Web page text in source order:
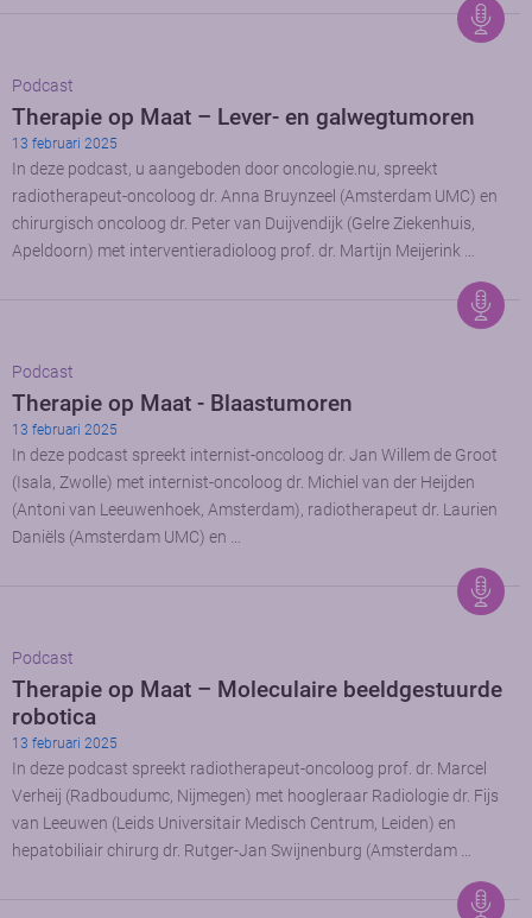
Podcast
Therapie op Maat – Lever- en galwegtumoren
13 februari 2025
In deze podcast, u aangeboden door oncologie.nu, spreekt
radiotherapeut-oncoloog dr. Anna Bruynzeel (Amsterdam UMC) en
chirurgisch oncoloog dr. Peter van Duijvendijk (Gelre Ziekenhuis,
Apeldoorn) met interventieradioloog prof. dr. Martijn Meijerink …
Podcast
Therapie op Maat - Blaastumoren
13 februari 2025
In deze podcast spreekt internist-oncoloog dr. Jan Willem de Groot
(Isala, Zwolle) met internist-oncoloog dr. Michiel van der Heijden
(Antoni van Leeuwenhoek, Amsterdam), radiotherapeut dr. Laurien
Daniëls (Amsterdam UMC) en …
Podcast
Therapie op Maat – Moleculaire beeldgestuurde
robotica
13 februari 2025
In deze podcast spreekt radiotherapeut-oncoloog prof. dr. Marcel
Verheij (Radboudumc, Nijmegen) met hoogleraar Radiologie dr. Fijs
van Leeuwen (Leids Universitair Medisch Centrum, Leiden) en
hepatobiliair chirurg dr. Rutger-Jan Swijnenburg (Amsterdam …